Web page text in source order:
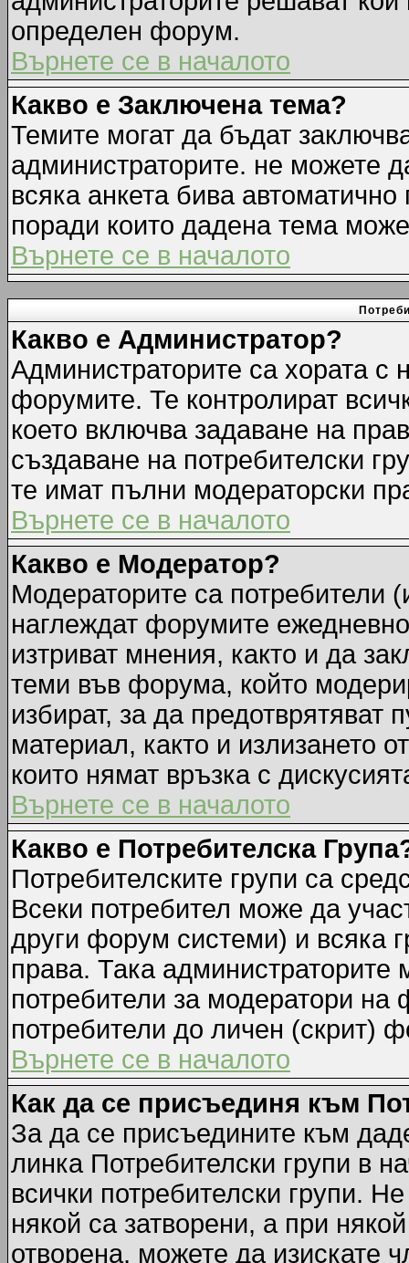
определен форум.
Върнете се в началото
Какво е Заключена тема?
Темите могат да бъдат
администраторите. не можете
всяка анкета бива
поради които дадена тема
Върнете се в началото
Какво е Администратор?
Администраторите са хората с
форумите. Те контролират
което включва задаване на
създаване на потребителски
те имат пълни модераторски
Върнете се в началото
Какво е Модератор?
Модераторите са потребители
наглеждат форумите
изтриват мнения, както и да
теми във форума, който
избират, за да предотврятяват
материал, както и излизането
които нямат връзка с
Върнете се в началото
Какво е Потребителска
Потребителските групи са
Всеки потребител може да
други форум системи) и всяка
права. Така администраторите
потребители за модератори
потребители до личен (скрит)
Върнете се в началото
Как да се присъединя към
За да се присъедините към
линка Потребителски групи в
всички потребителски групи.
някой са затворени, а при
отворена, можете да изискате